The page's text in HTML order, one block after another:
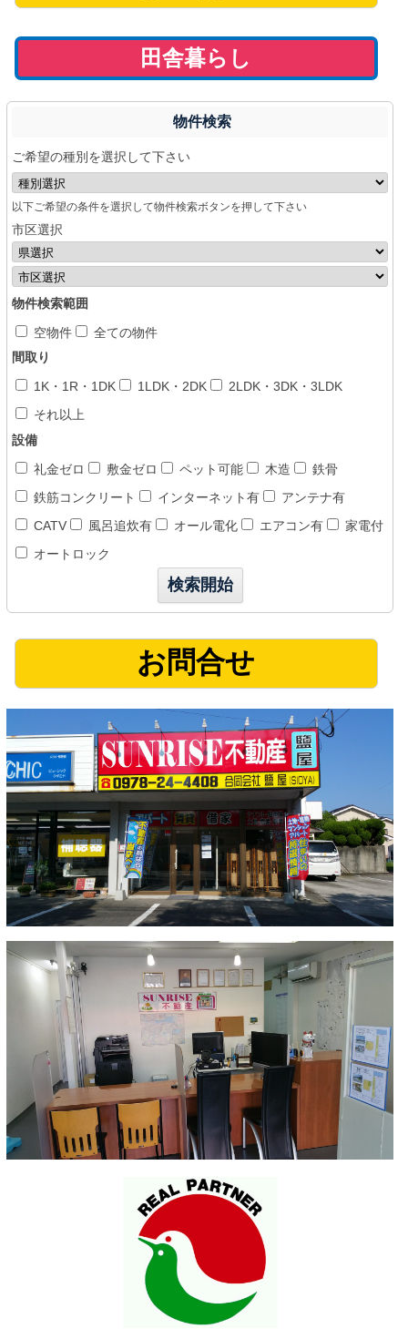
田舎暮らし
物件検索
ご希望の種別を選択して下さい
以下ご希望の条件を選択して物件検索ボタンを押して下さい
市区選択
物件検索範囲
空物件
全ての物件
間取り
1K・1R・1DK 1LDK・2DK
2LDK・3DK・3LDK
それ以上
設備
礼金ゼロ 敷金ゼロ ペット可能 木造
鉄骨
鉄筋コンクリート
インターネット有
アンテナ有
CATV
風呂追炊有 オール電化 エアコン有
家電付
オートロック
お問合せ